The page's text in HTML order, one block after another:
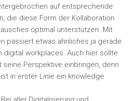
auf entsprechende
die diese Form der Kollaboration
optimal unterstützen. Mit
passiert etwas ähnliches ja gerade
digital workplaces. Auch hier sollte
Perspektive einbringen, denn
in erster Linie ein knowledge